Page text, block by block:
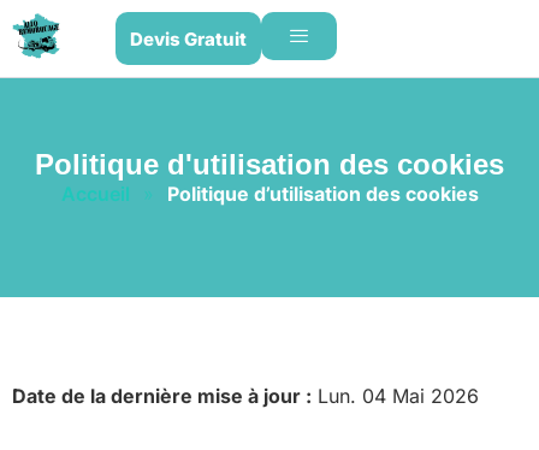
Devis Gratuit
Politique d'utilisation des cookies
Accueil » Politique d’utilisation des cookies
Date de la dernière mise à jour : Lun. 04 Mai 2026